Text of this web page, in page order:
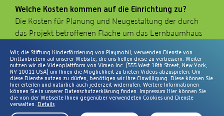
Welche Kosten kommen auf die Einrichtung zu?
Die Kosten für Planung und Neugestaltung der durch
das Projekt betroffenen Fläche um das Lernbaumhaus
Gibt es vertragliche Vereinbarungen zwischen
Einrichtung und Stiftung?
Die Stiftung schenkt der Einrichtung das Spielgerät. Dies
wird in einer notariellen Beurkundung dokumentiert.
Wir, die Stiftung Kinderförderung von Playmobil, verwenden Dienste von
Drittanbietern auf unserer Website, die uns helfen diese zu verbessern. Weiter
nutzen wir die Videoplattform von Vimeo Inc. (555 West 18th Street, New York,
NY 10011 USA) um Ihnen die Möglichkeit zu bieten Videos abzuspielen. Um
diese Dienste nutzen zu dürfen, benötigen wir Ihre Einwilligung. Diese können Sie
hier erteilen und natürlich auch jederzeit widerrufen. Weitere Informationen
können Sie in unserer Datenschutzerklärung finden. Impressum Hier können Sie
die von der Webseite Ihnen gegenüber verwendeten Cookies und Dienste
verwalten. Details